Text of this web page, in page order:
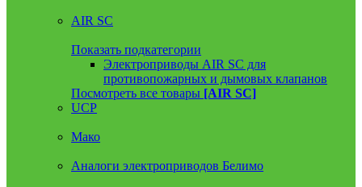
AIR SC
Показать подкатегории
Электроприводы AIR SC для
противопожарных и дымовых клапанов
Посмотреть все товары [AIR SC]
UCP
Мако
Аналоги электроприводов Белимо